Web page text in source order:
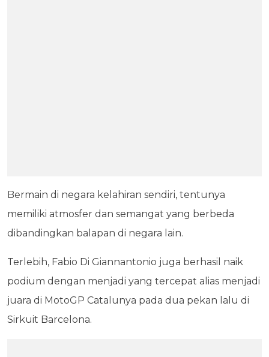
Bermain di negara kelahiran sendiri, tentunya
memiliki atmosfer dan semangat yang berbeda
dibandingkan balapan di negara lain.
Terlebih, Fabio Di Giannantonio juga berhasil naik
podium dengan menjadi yang tercepat alias menjadi
juara di MotoGP Catalunya pada dua pekan lalu di
Sirkuit Barcelona.